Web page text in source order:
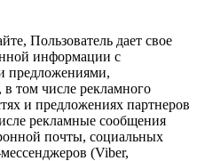
Пользователь дает свое
информации с
предложениями,
том числе рекламного
и предложениях партнеров
рекламные сообщения
почты, социальных
(Viber,